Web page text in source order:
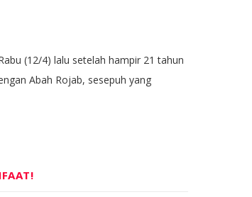
(12/4) lalu setelah hampir 21 tahun
Abah Rojab, sesepuh yang